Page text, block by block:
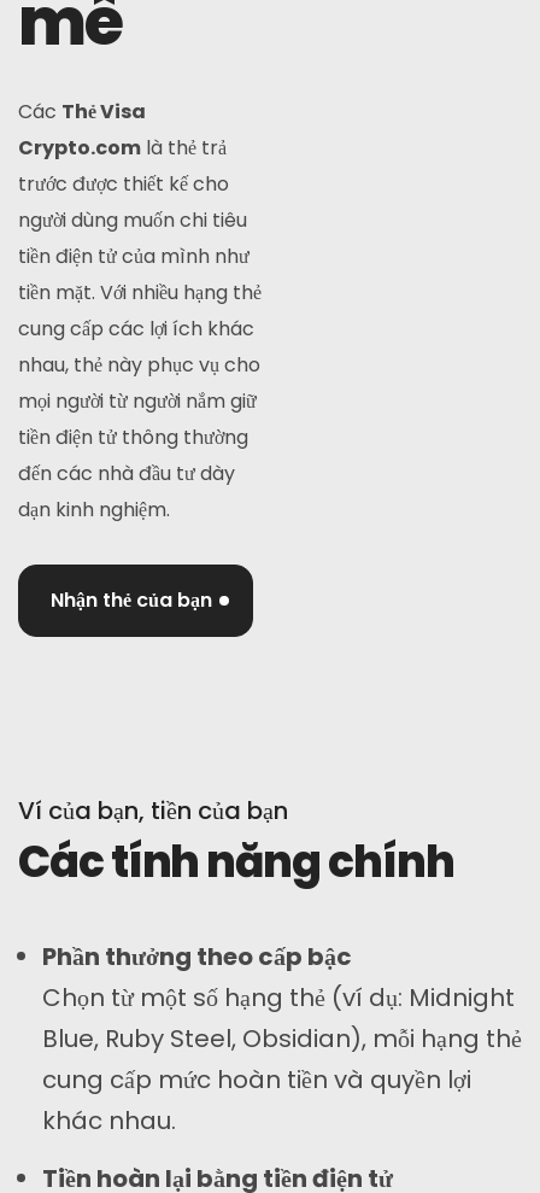
mê
Các Thẻ Visa
Crypto.com là thẻ trả
trước được thiết kế cho
người dùng muốn chi tiêu
tiền điện tử của mình như
tiền mặt. Với nhiều hạng thẻ
cung cấp các lợi ích khác
nhau, thẻ này phục vụ cho
mọi người từ người nắm giữ
tiền điện tử thông thường
đến các nhà đầu tư dày
dạn kinh nghiệm.
Nhận thẻ của bạn
Ví của bạn, tiền của bạn
Các tính năng chính
Phần thưởng theo cấp bậc
Chọn từ một số hạng thẻ (ví dụ: Midnight
Blue, Ruby Steel, Obsidian), mỗi hạng thẻ
cung cấp mức hoàn tiền và quyền lợi
khác nhau.
Tiền hoàn lại bằng tiền điện tử